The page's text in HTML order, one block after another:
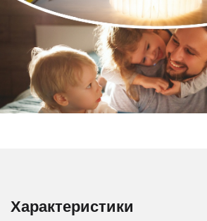
Характеристики